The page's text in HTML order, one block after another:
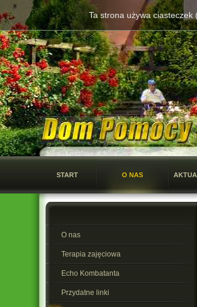
Ta strona używa ciasteczek
START O NAS
O nas
Terapia zajęciowa
Echo Kombatanta
Przydatne linki